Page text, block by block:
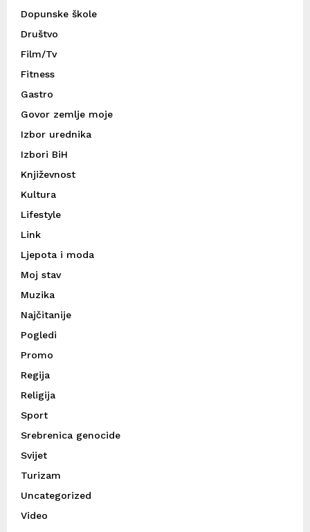
Dopunske škole
Društvo
Film/Tv
Fitness
Gastro
Govor zemlje moje
Izbor urednika
Izbori BiH
Književnost
Kultura
Lifestyle
Link
Ljepota i moda
Moj stav
Muzika
Najčitanije
Pogledi
Promo
Regija
Religija
Sport
Srebrenica genocide
Svijet
Turizam
Uncategorized
Video